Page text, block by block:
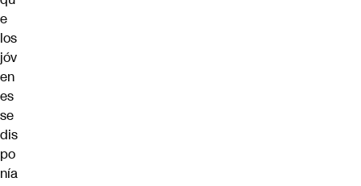
e
los
jóv
en
es
se
dis
po
nía